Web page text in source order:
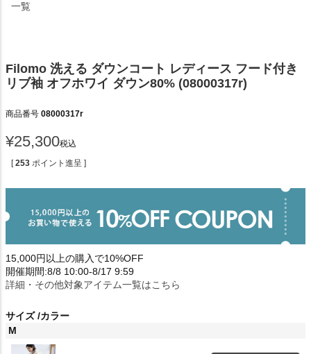
一覧
Filomo 洗える ダウンコート レディース フード付き
リブ袖 オフホワイ ダウン80% (08000317r)
商品番号 08000317r
¥25,300税込
[ 253 ポイント進呈 ]
15,000円以上の購入で10%OFF
開催期間:8/8 10:00-8/17 9:59
詳細・その他対象アイテム一覧はこちら
サイズ カラー
M